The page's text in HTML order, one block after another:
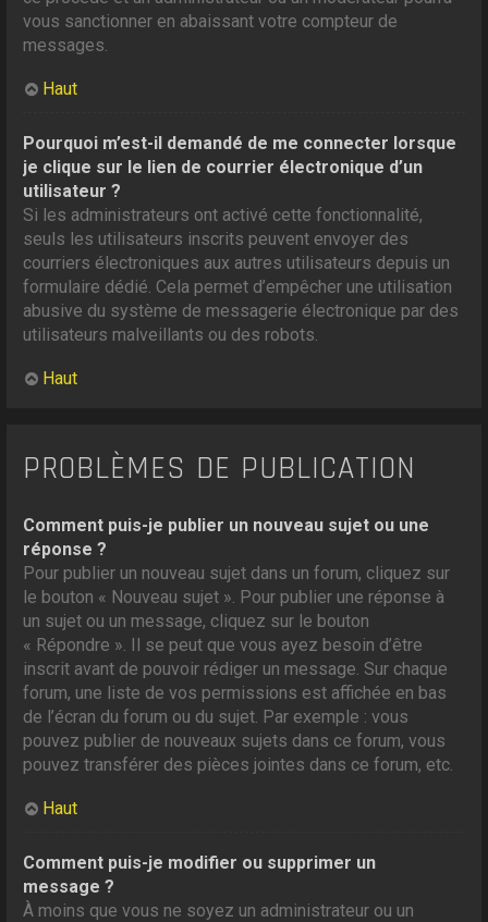
vous sanctionner en abaissant votre compteur de
messages.
Haut
Pourquoi m’est-il demandé de me connecter lorsque
je clique sur le lien de courrier électronique d’un
utilisateur ?
Si les administrateurs ont activé cette fonctionnalité,
seuls les utilisateurs inscrits peuvent envoyer des
courriers électroniques aux autres utilisateurs depuis un
formulaire dédié. Cela permet d’empêcher une utilisation
abusive du système de messagerie électronique par des
utilisateurs malveillants ou des robots.
Haut
PROBLÈMES DE PUBLICATION
Comment puis-je publier un nouveau sujet ou une
réponse ?
Pour publier un nouveau sujet dans un forum, cliquez sur
le bouton « Nouveau sujet ». Pour publier une réponse à
un sujet ou un message, cliquez sur le bouton
« Répondre ». Il se peut que vous ayez besoin d’être
inscrit avant de pouvoir rédiger un message. Sur chaque
forum, une liste de vos permissions est affichée en bas
de l’écran du forum ou du sujet. Par exemple : vous
pouvez publier de nouveaux sujets dans ce forum, vous
pouvez transférer des pièces jointes dans ce forum, etc.
Haut
Comment puis-je modifier ou supprimer un
message ?
À moins que vous ne soyez un administrateur ou un